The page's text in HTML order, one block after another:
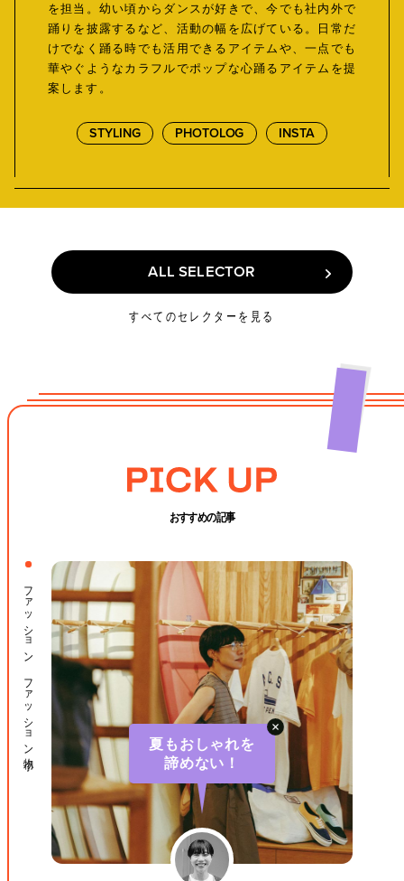
を担当。幼い頃からダンスが好きで、今でも社内外で
踊りを披露するなど、活動の幅を広げている。日常だ
けでなく踊る時でも活用できるアイテムや、一点でも
華やぐようなカラフルでポップな心踊るアイテムを提
案します。
STYLING PHOTOLOG INSTA
ALL SELECTOR
ALL SELECTOR
すべてのセレクターを見る
おすすめの記事
夏もおしゃれを
諦めない！
ファッション ファッション小物